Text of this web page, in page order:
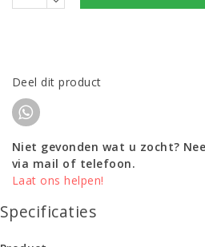
Deel dit product
Niet gevonden wat u zocht?
via mail of telefoon.
Laat ons helpen!
Specificaties